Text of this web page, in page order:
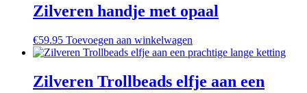
Zilveren handje met opaal
€59.95 Toevoegen aan winkelwagen
Zilveren Trollbeads elfje aan een